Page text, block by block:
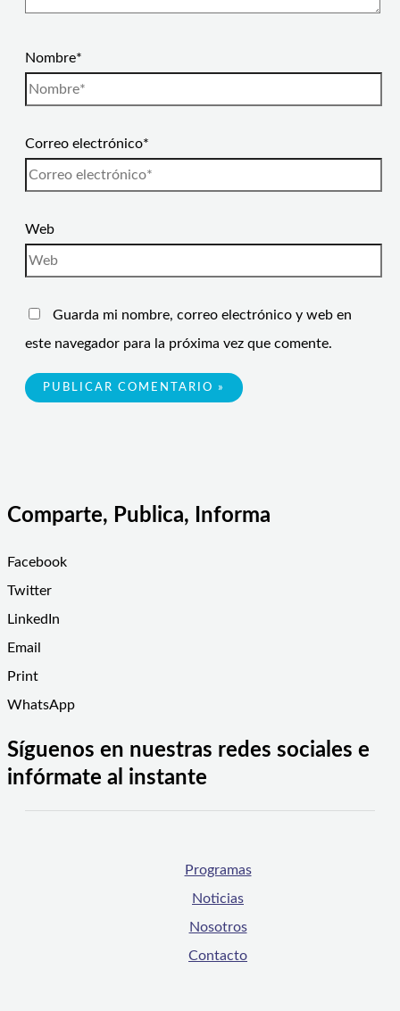
Nombre*
Correo electrónico*
Web
Guarda mi nombre, correo electrónico y web en
este navegador para la próxima vez que comente.
Comparte, Publica, Informa
Facebook
Twitter
LinkedIn
Email
Print
WhatsApp
Síguenos en nuestras redes sociales e
infórmate al instante
Programas
Noticias
Nosotros
Contacto